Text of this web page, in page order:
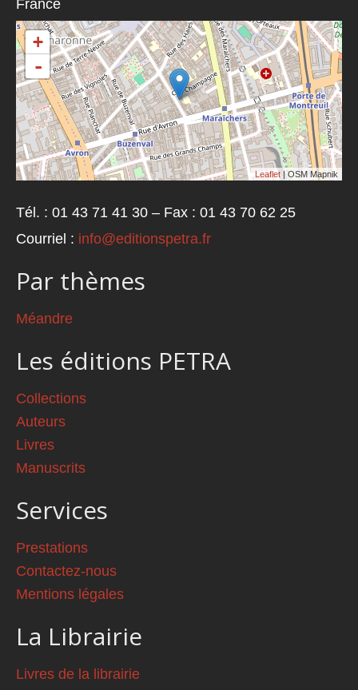
France
+
-
Leaflet | OSM Mapnik
Tél. : 01 43 71 41 30 – Fax : 01 43 70 62 25
Courriel : info@editionspetra.fr
Par thèmes
Méandre
Les éditions PETRA
Collections
Auteurs
Livres
Manuscrits
Services
Prestations
Contactez-nous
Mentions légales
La Librairie
Livres de la librairie